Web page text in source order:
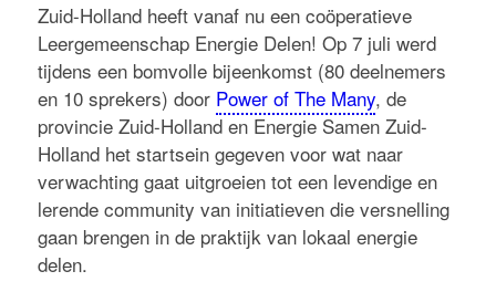
Zuid-Holland heeft vanaf nu een coöperatieve
Leergemeenschap Energie Delen! Op 7 juli werd
tijdens een bomvolle bijeenkomst (80 deelnemers
en 10 sprekers) door Power of The Many, de
provincie Zuid-Holland en Energie Samen Zuid-
Holland het startsein gegeven voor wat naar
verwachting gaat uitgroeien tot een levendige en
lerende community van initiatieven die versnelling
gaan brengen in de praktijk van lokaal energie
delen.